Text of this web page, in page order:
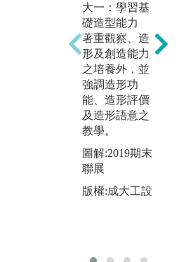
大一：學習基
礎造型能力
著重觀察、造
形及創造能力
之培養外，並
強調造形功
能、造形評價
及造形語意之
教學。
圖解:2019期末
聯展
版權:成大工設